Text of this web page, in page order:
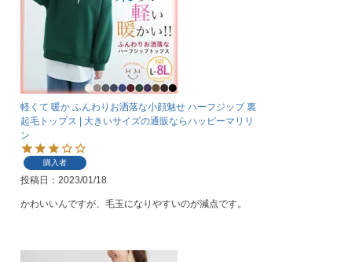
軽くて 暖か ふんわりお洒落な小顔魅せ ハーフジップ 裏
起毛トップス | 大きいサイズの通販ならハッピーマリリ
ン
購入者
投稿日 2023/01/18
かわいいんですが、毛玉になりやすいのが減点です。